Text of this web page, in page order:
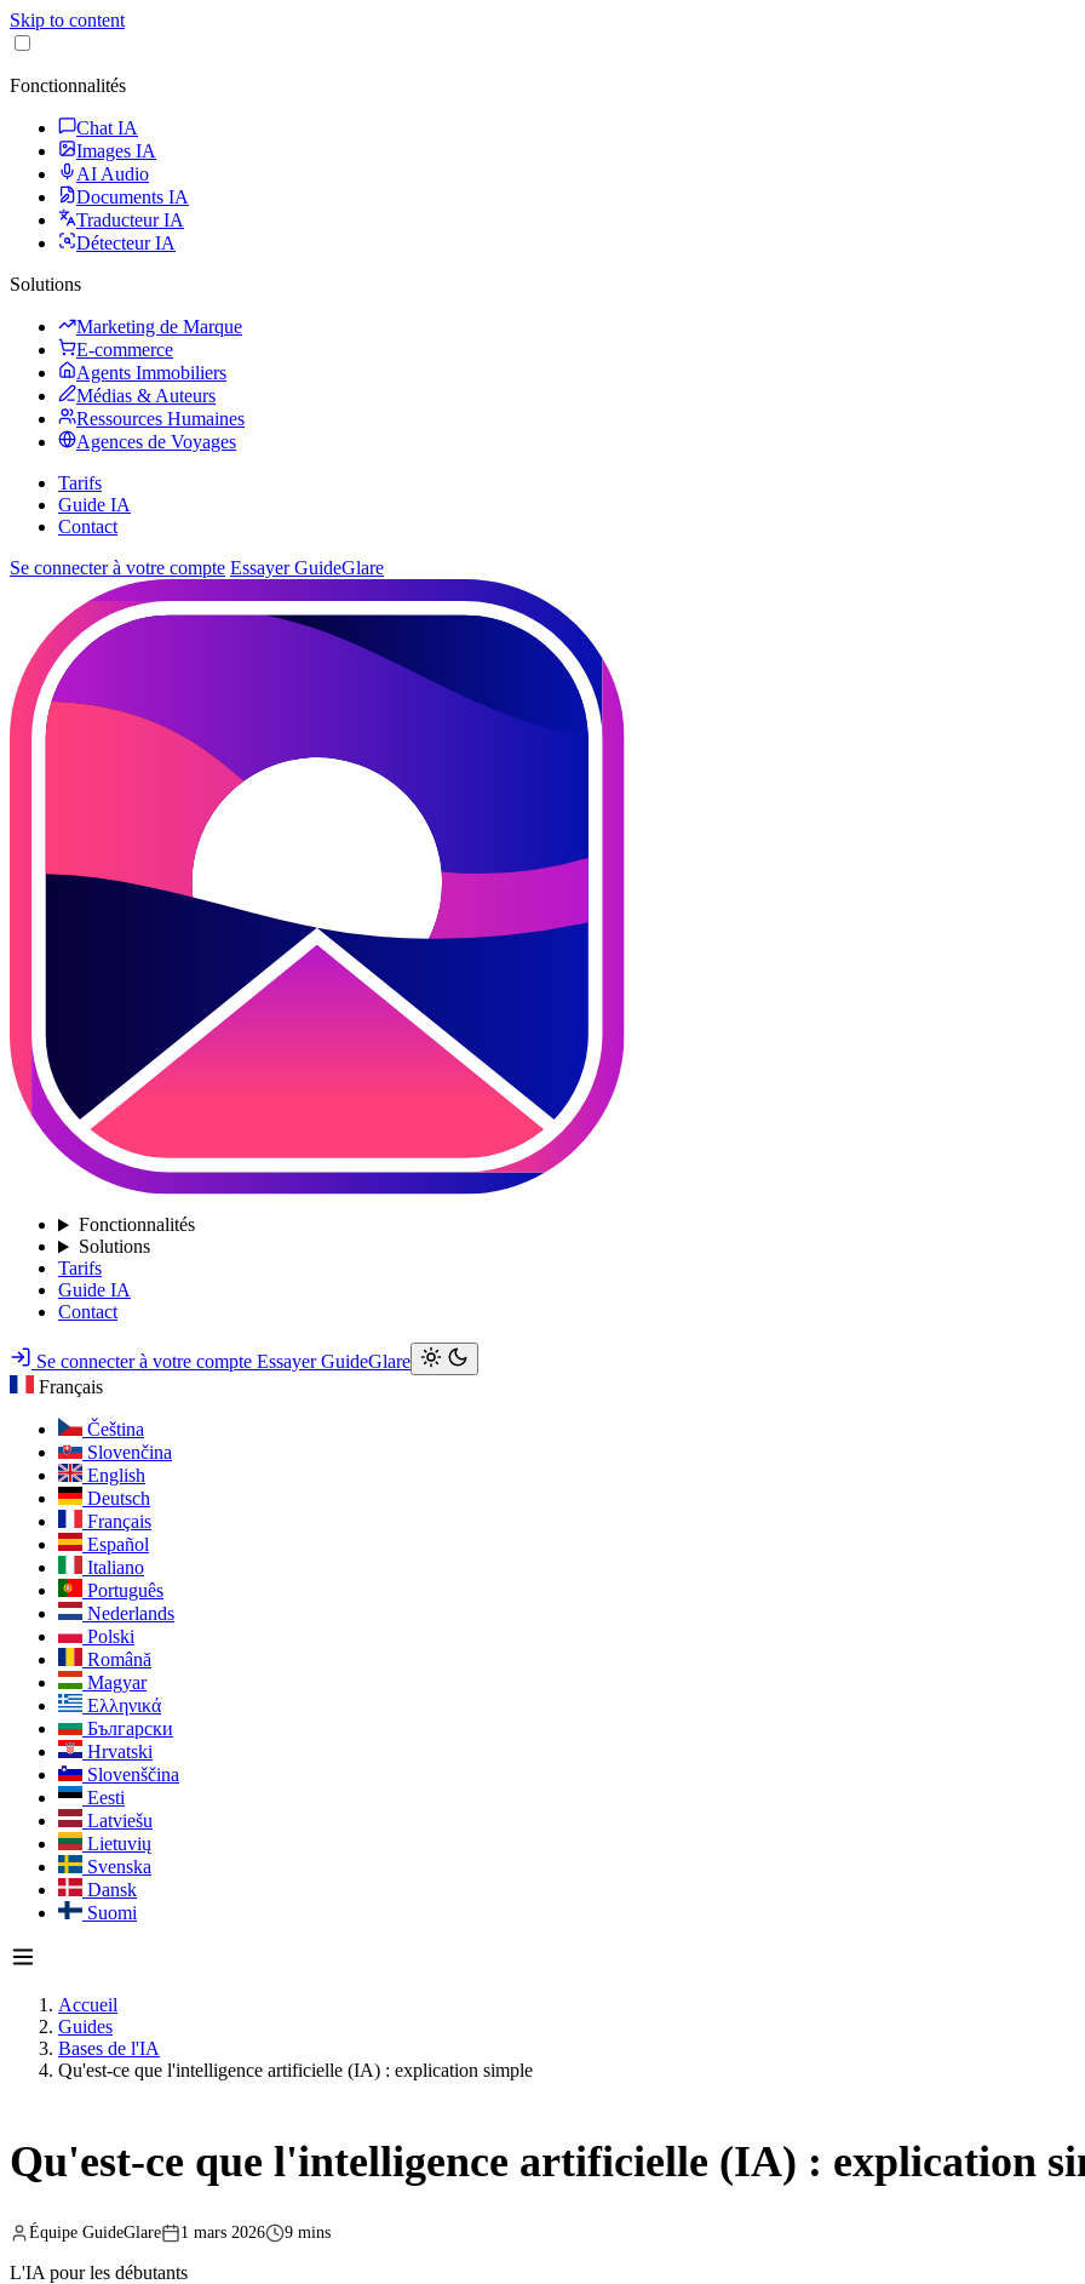
Skip to content
Fonctionnalités
Chat IA
Images IA
AI Audio
Documents IA
Traducteur IA
Détecteur IA
Solutions
Marketing de Marque
E-commerce
Agents Immobiliers
Médias & Auteurs
Ressources Humaines
Agences de Voyages
Tarifs
Guide IA
Contact
Se connecter à votre compte Essayer GuideGlare
Fonctionnalités
Solutions
Tarifs
Guide IA
Contact
Se connecter à votre compte Essayer GuideGlare
Français
Čeština
Slovenčina
English
Deutsch
Français
Español
Italiano
Português
Nederlands
Polski
Română
Magyar
Ελληνικά
Български
Hrvatski
Slovenščina
Eesti
Latviešu
Lietuvių
Svenska
Dansk
Suomi
Accueil
Guides
Bases de l'IA
Qu'est-ce que l'intelligence artificielle (IA) : explication simple
Qu'est-ce que l'intelligence artificielle (IA) : explication
Équipe GuideGlare 1 mars 2026 9 mins
L'IA pour les débutants